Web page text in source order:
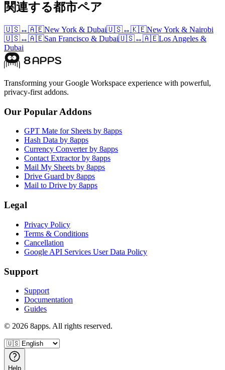
関連する都市ペア
🇺🇸↔🇦🇪New York & Dubai🇺🇸↔🇰🇪New York & Nairobi
🇺🇸↔🇦🇪San Francisco & Dubai🇺🇸↔🇦🇪Los Angeles &
Dubai
Transforming your Google Workspace experience with powerful,
privacy-first addons.
Our Popular Addons
GPT Mate for Sheets by 8apps
Hash Data by 8apps
Currency Converter by 8apps
Contact Extractor by 8apps
Mail My Sheets by 8apps
Drive Guard by 8apps
Mail to Drive by 8apps
Legal
Privacy Policy
Terms & Conditions
Cancellation
Google API Services User Data Policy
Support
Support
Documentation
Guides
© 2026 8apps. All rights reserved.
Help